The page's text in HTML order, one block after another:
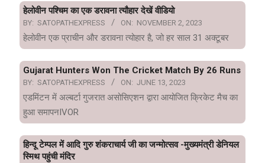
हेलोवीन पश्चिम का एक डरावना त्यौहार देखें वीडियो
BY: SATOPATHEXPRESS ON: NOVEMBER 2, 2023
हेलोवीन एक प्राचीन और डरावना त्योहार है, जो हर साल 31 अक्टूबर
Gujarat Hunters Won The Cricket Match By 26 Runs
BY: SATOPATHEXPRESS ON: JUNE 13, 2023
एडमिंटन में अल्बर्टा गुजरात असोसिएशन द्वारा आयोजित क्रिकेट मैच का
हुआ समापनIVOR
हिन्दू टेम्पल में आदि गुरु शंकराचार्य जी का जन्मोत्सव -मुख्यमंत्री डेनियल
स्मिथ पहुंची मंदिर